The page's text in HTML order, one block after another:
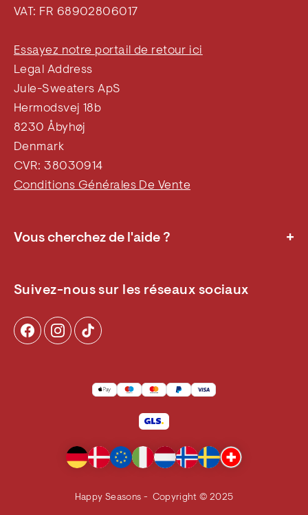
VAT: FR 68902806017
Essayez notre portail de retour ici
Legal Address
Jule-Sweaters ApS
Hermodsvej 18b
8230 Åbyhøj
Denmark
CVR: 38030914
Conditions Générales De Vente
Vous cherchez de l'aide ? +
Conditions generale d'achat
Politique en matière de Cookies et de Confidentialité
À propos de nous
Suivez-nous sur les réseaux sociaux
Happy Seasons - Copyright © 2025